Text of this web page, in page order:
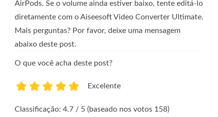
AirPods. Se o volume ainda estiver baixo, tente editá-lo
diretamente com o Aiseesoft Video Converter Ultimate.
Mais perguntas? Por favor, deixe uma mensagem
abaixo deste post.
O que você acha deste post?
Excelente
Classificação: 4.7 / 5 (baseado nos votos 158)